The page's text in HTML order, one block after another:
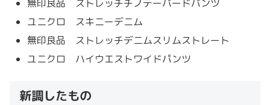
無印良品 ストレッチチノテーパードパンツ
ユニクロ スキニーデニム
無印良品 ストレッチデニムスリムストレート
ユニクロ ハイウエストワイドパンツ
新調したもの